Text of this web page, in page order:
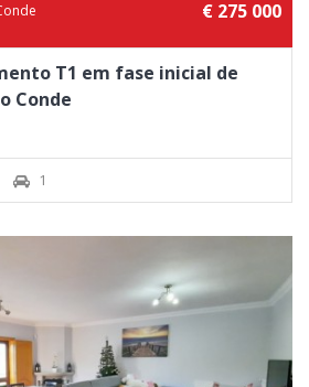
€ 275 000
T1 em fase inicial de
Conde
1